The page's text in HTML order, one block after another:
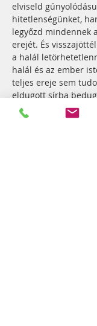
elviseld
hitetlenségünket,
legyőzd mindennek
erejét. És
a halál
halál és az ember
teljes ereje sem
eldugott sírba
elhallgattatni
legcsodálatosabb,